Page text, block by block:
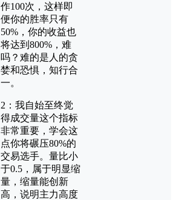
作100次，这样即
便你的胜率只有
50%，你的收益也
将达到800%，难
吗？难的是人的贪
婪和恐惧，知行合
一。
2：我自始至终觉
得成交量这个指标
非常重要，学会这
点你将碾压80%的
交易选手。量比小
于0.5，属于明显缩
量，缩量能创新
高，说明主力高度